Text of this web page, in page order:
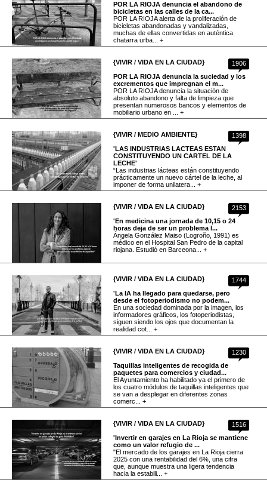
POR LA RIOJA denuncia el abandono de
bicicletas en las calles de la ca...
POR LA RIOJA alerta de la proliferación de
bicicletas abandonadas y vandalizadas,
muchas de ellas convertidas en auténtica
chatarra urba... +
1906
{VIVIR / VIDA EN LA CIUDAD}
POR LA RIOJA denuncia la suciedad y los
excrementos que impregnan el m...
POR LA RIOJA denuncia la situación de
absoluto abandono y falta de limpieza que
presentan numerosos bancos y elementos de
mobiliario urbano en ... +
1398
{VIVIR / MEDIO AMBIENTE}
'LAS INDUSTRIAS LACTEAS ESTAN
CONSTITUYENDO UN CARTEL DE LA
LECHE'
“Las industrias lácteas están constituyendo
prácticamente un nuevo cártel de la leche, al
imponer de forma unilatera... +
2153
{VIVIR / VIDA EN LA CIUDAD}
'En medicina una jornada de 10,15 o 24
horas deja de ser un problema l...
Ángela González Maiso (Logroño, 1991) es
médico en el Hospital San Pedro de la capital
riojana. Estudió en Barceona... +
1744
{VIVIR / VIDA EN LA CIUDAD}
'La IA ha llegado para quedarse, pero
desde el fotoperiodismo no podem...
En una sociedad dominada por la imagen, los
informadores gráficos, los fotoperiodistas,
siguen siendo los ojos que documentan la
realidad cot... +
1230
{VIVIR / VIDA EN LA CIUDAD}
Taquillas inteligentes de recogida de
paquetes para comercios y ciudad...
El Ayuntamiento ha habilitado ya el primero de
los cuatro módulos de taquillas inteligentes que
se van a desplegar en diferentes zonas
comerc... +
1516
{VIVIR / VIDA EN LA CIUDAD}
'Invertir en garajes en La Rioja se mantiene
como un valor refugio de ...
"El mercado de los garajes en La Rioja cierra
2025 con una rentabilidad del 6%, una cifra
que, aunque muestra una ligera tendencia
hacia la estabili... +